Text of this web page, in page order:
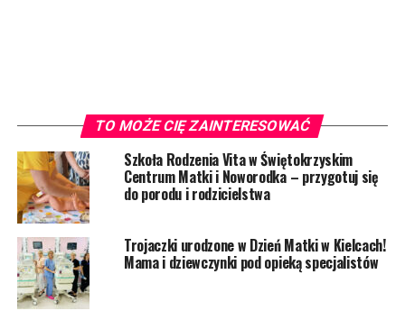
TO MOŻE CIĘ ZAINTERESOWAĆ
Szkoła Rodzenia Vita w Świętokrzyskim
Centrum Matki i Noworodka – przygotuj się
do porodu i rodzicielstwa
Trojaczki urodzone w Dzień Matki w Kielcach!
Mama i dziewczynki pod opieką specjalistów